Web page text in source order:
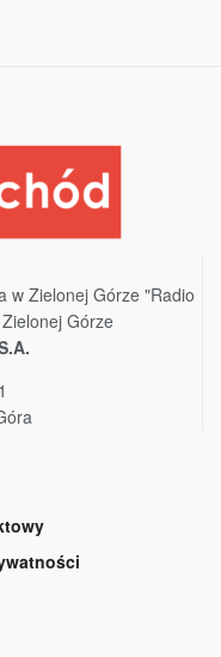
w Zielonej Górze "Radio
Górze